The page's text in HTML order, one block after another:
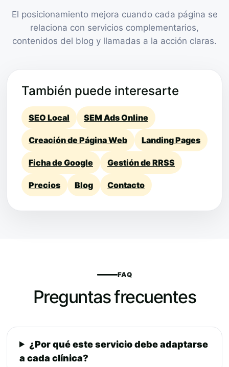
El posicionamiento mejora cuando cada página se
relaciona con servicios complementarios,
contenidos del blog y llamadas a la acción claras.
También puede interesarte
SEO Local SEM Ads Online
Creación de Página Web Landing Pages
Ficha de Google Gestión de RRSS
Precios Blog Contacto
FAQ
Preguntas frecuentes
¿Por qué este servicio debe adaptarse
a cada clínica?